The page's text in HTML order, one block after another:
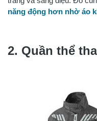
năng động hơn nhờ áo
2. Quần thể